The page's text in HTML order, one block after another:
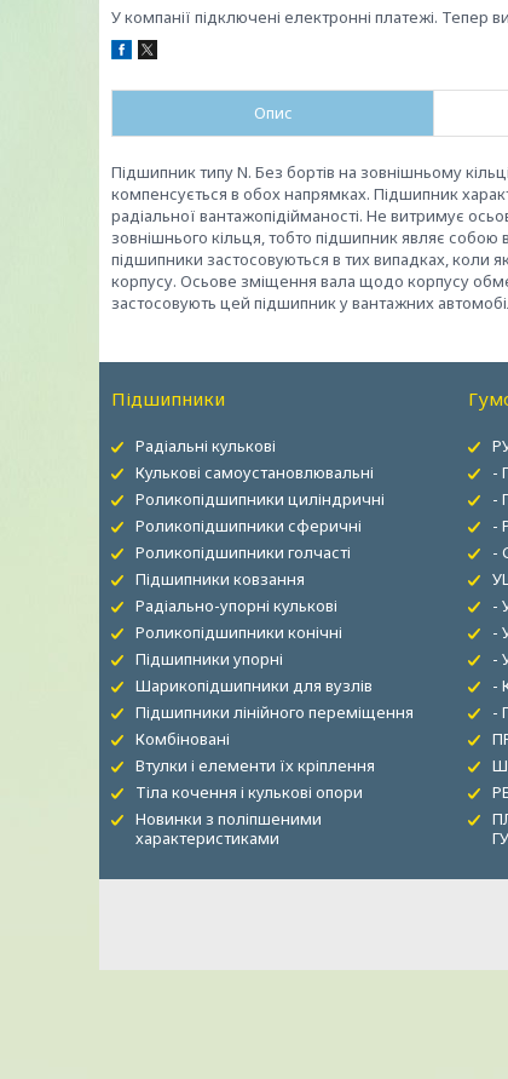
У компанії підключені електронні платежі.
Опис
Підшипник типу N. Без бортів на зовнішньому
компенсується в обох напрямках. Підшипник
радіальної вантажопідійманості. Не витримує
зовнішнього кільця, тобто підшипник являє
підшипники застосовуються в тих випадках, коли
корпусу. Осьове зміщення вала щодо корпусу
застосовують цей підшипник у вантажних
Підшипники
Радіальні кулькові
Кулькові самоустановлювальні
Роликопідшипники циліндричні
Роликопідшипники сферичні
Роликопідшипники голчасті
Підшипники ковзання
Радіально-упорні кулькові
Роликопідшипники конічні
Підшипники упорні
Шарикопідшипники для вузлів
Підшипники лінійного переміщення
Комбіновані
Втулки і елементи їх кріплення
Тіла кочення і кулькові опори
Новинки з поліпшеними
характеристиками
-
-
-
-
-
-
-
-
-